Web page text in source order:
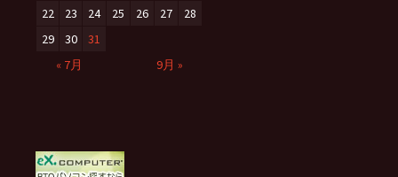
22
23 24 25 26 27
28
29
30
31
« 7月
9月 »